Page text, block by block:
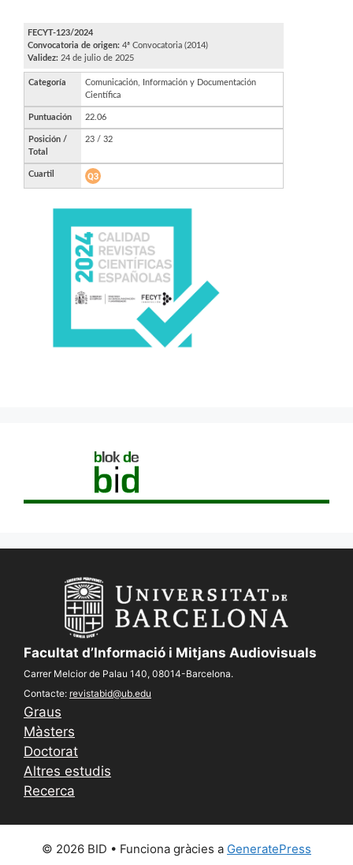
Facultat d’Informació i Mitjans Audiovisuals
Carrer Melcior de Palau 140, 08014-Barcelona.
Contacte: revistabid@ub.edu
Graus
Màsters
Doctorat
Altres estudis
Recerca
© 2026 BID • Funciona gràcies a GeneratePress